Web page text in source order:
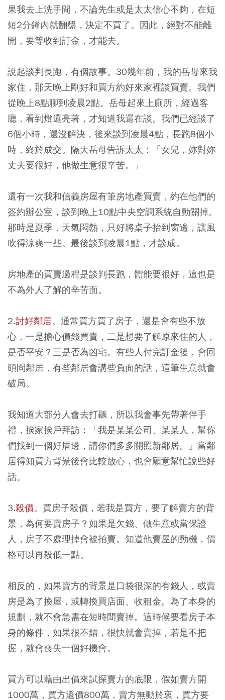
果我去上洗手間，不論先生或是太太信心不夠，在短
短2分鐘內就翻盤，決定不買了。因此，絕對不能離
開，要等收到訂金，才能去。
說起談判長跑，有個故事。30幾年前，我的岳母來我
家住，那天晚上剛好和買方約好來家裡談買賣。我們
從晚上8點聊到凌晨2點。岳母起來上廁所，經過客
廳，看到燈還亮著，才知道我還在談。我們已經談了
6個小時，還沒解決，後來談到凌晨4點，長跑8個小
時，終於成交。隔天岳母告訴太太：「女兒，妳對妳
丈夫要很好，他做生意很辛苦。」
還有一次我和信義房屋有筆房地產買賣，約在他們的
簽約辦公室，談到晚上10點中央空調系統自動關掉。
那時是夏季，天氣悶熱，只好將桌子抬到窗邊，讓風
吹得涼爽一些。最後談到凌晨1點，才談成。
房地產的買賣過程是談判長跑，體能要很好，這也是
不為外人了解的辛苦面。
2.討好鄰居。通常買方買了房子，還是會有些不放
心，一是擔心價錢買貴，二是想要了解原來住的人，
是否平安？三是否為凶宅。有些人付完訂金後，會回
頭問鄰居，有些鄰居會講些負面的話，這筆生意就會
破局。
我知道大部分人會去打聽，所以我會事先帶著伴手
禮，挨家挨戶拜訪：「我是某某公司、某某人，幫你
們找到一個好厝邊，請你們多多關照新鄰居。」當鄰
居得知買方背景後會比較放心，也會願意幫忙說些好
話。
3.殺價。買房子殺價，若我是買方，要了解賣方的背
景，為何要賣房子？如果是欠錢、做生意或當保證
人，房子不處理掉會被拍賣。知道他賣屋的動機，價
格可以再殺低一點。
相反的，如果賣方的背景是口袋很深的有錢人，或賣
房是為了換屋，或轉換買店面、收租金。為了本身的
規劃，就不會急需在短時間賣掉。這時候要看房子本
身的條件，如果很不錯，很快就會賣掉，若是不把
握，就會喪失一個好機會。
買方可以藉由出價來試探賣方的底限，假如賣方開
1000萬，買方還價800萬，賣方無動於衷，買方要